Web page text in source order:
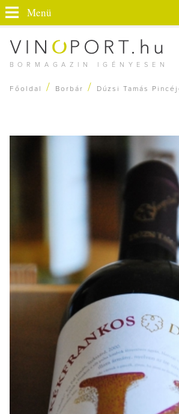
BORMAGAZIN IGÉNYESEN
Menü
Főoldal / Borbár / Dúzsi Tamás